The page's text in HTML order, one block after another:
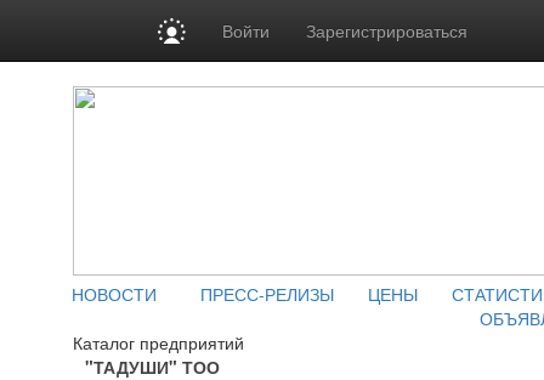
Войти Зарегистрироваться
НОВОСТИ ПРЕСС-РЕЛИЗЫ ЦЕНЫ
Каталог предприятий
"ТАДУШИ" ТОО